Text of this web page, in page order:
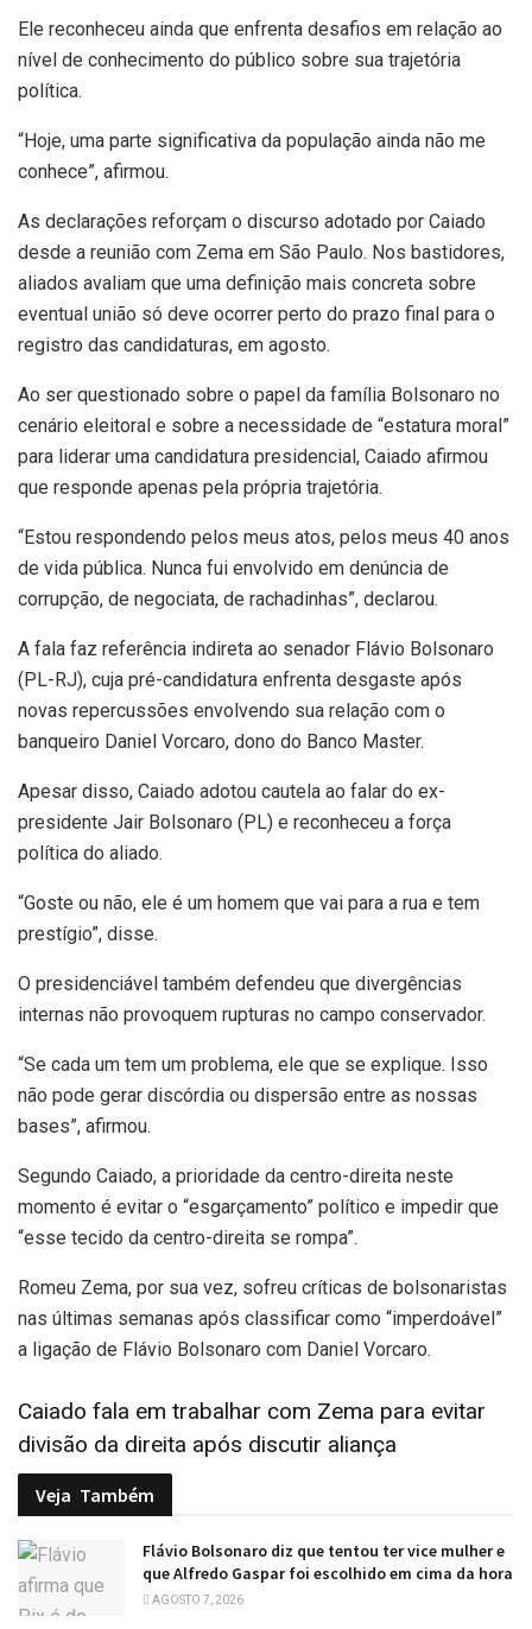
Ele reconheceu ainda que enfrenta desafios em relação ao
nível de conhecimento do público sobre sua trajetória
política.
“Hoje, uma parte significativa da população ainda não me
conhece”, afirmou.
As declarações reforçam o discurso adotado por Caiado
desde a reunião com Zema em São Paulo. Nos bastidores,
aliados avaliam que uma definição mais concreta sobre
eventual união só deve ocorrer perto do prazo final para o
registro das candidaturas, em agosto.
Ao ser questionado sobre o papel da família Bolsonaro no
cenário eleitoral e sobre a necessidade de “estatura moral”
para liderar uma candidatura presidencial, Caiado afirmou
que responde apenas pela própria trajetória.
“Estou respondendo pelos meus atos, pelos meus 40 anos
de vida pública. Nunca fui envolvido em denúncia de
corrupção, de negociata, de rachadinhas”, declarou.
A fala faz referência indireta ao senador Flávio Bolsonaro
(PL-RJ), cuja pré-candidatura enfrenta desgaste após
novas repercussões envolvendo sua relação com o
banqueiro Daniel Vorcaro, dono do Banco Master.
Apesar disso, Caiado adotou cautela ao falar do ex-
presidente Jair Bolsonaro (PL) e reconheceu a força
política do aliado.
“Goste ou não, ele é um homem que vai para a rua e tem
prestígio”, disse.
O presidenciável também defendeu que divergências
internas não provoquem rupturas no campo conservador.
“Se cada um tem um problema, ele que se explique. Isso
não pode gerar discórdia ou dispersão entre as nossas
bases”, afirmou.
Segundo Caiado, a prioridade da centro-direita neste
momento é evitar o “esgarçamento” político e impedir que
“esse tecido da centro-direita se rompa”.
Romeu Zema, por sua vez, sofreu críticas de bolsonaristas
nas últimas semanas após classificar como “imperdoável”
a ligação de Flávio Bolsonaro com Daniel Vorcaro.
Caiado fala em trabalhar com Zema para evitar
divisão da direita após discutir aliança
Veja Também
Flávio Bolsonaro diz que tentou ter vice mulher e
que Alfredo Gaspar foi escolhido em cima da hora
AGOSTO 7, 2026